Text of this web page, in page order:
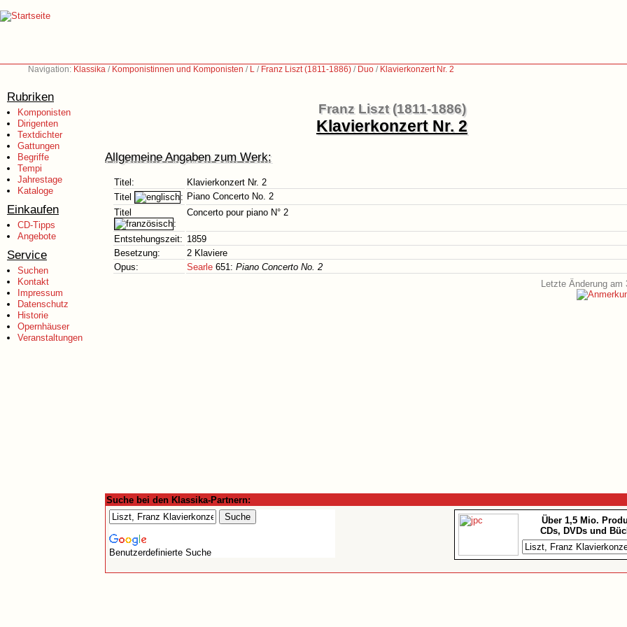
Navigation: Klassika / Komponistinnen und Komponisten / L / Franz Liszt (1811-1886) / Duo / Klavierkonzert Nr. 2
Rubriken
Komponisten
Dirigenten
Textdichter
Gattungen
Begriffe
Tempi
Jahrestage
Kataloge
Einkaufen
CD-Tipps
Angebote
Service
Suchen
Kontakt
Impressum
Datenschutz
Historie
Opernhäuser
Veranstaltungen
Franz Liszt (1811-1886)
Klavierkonzert Nr. 2
Allgemeine Angaben zum Werk:
Titel:
Klavierkonzert Nr. 2
Titel
: Piano Concerto No. 2
Titel
:
Concerto pour piano N° 2
Entstehungszeit: 1859
Besetzung:
2 Klaviere
Opus:
Searle 651: Piano Concerto No. 2
Letzte Änderung am
Suche bei den Klassika-Partnern:
Benutzerdefinierte Suche
Über 1,5 Mio.
CDs, DVDs und